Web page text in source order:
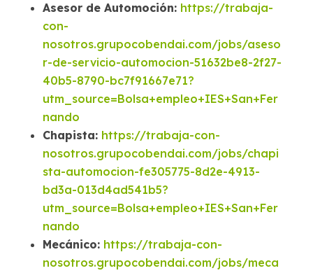
Asesor de Automoción: https://trabaja-
con-
nosotros.grupocobendai.com/jobs/aseso
r-de-servicio-automocion-51632be8-2f27-
40b5-8790-bc7f91667e71?
utm_source=Bolsa+empleo+IES+San+Fer
nando
Chapista: https://trabaja-con-
nosotros.grupocobendai.com/jobs/chapi
sta-automocion-fe305775-8d2e-4913-
bd3a-013d4ad541b5?
utm_source=Bolsa+empleo+IES+San+Fer
nando
Mecánico: https://trabaja-con-
nosotros.grupocobendai.com/jobs/meca